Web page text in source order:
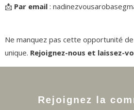
📩 Par email :
Ne manquez pas cette opportunité
unique. Rejoignez-nous et laissez-
Rejoignez la